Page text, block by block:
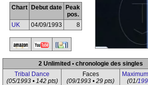
Chart Debut date
Peak
pos.
UK
04/09/1993 8
2 Unlimited • chronologie des singles
Tribal Dance
(05/1993 • 142 pts)
Faces
(09/1993 • 29 pts)
(01/